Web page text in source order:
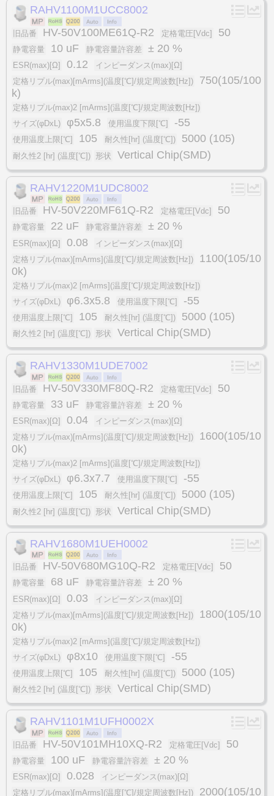
RAHV1100M1UCC8002
旧品番 HV-50V100ME61Q-R2 定格電圧[Vdc] 50
静電容量 10 uF 静電容量許容差 ± 20 %
ESR(max)[Ω] 0.12
インピーダンス(max)[Ω]
定格リプル(max)[mArms](温度[℃]/規定周波数[Hz])
750(105/100
k)
定格リプル(max)2 [mArms](温度[℃]/規定周波数[Hz])
サイズ(φDxL)
φ5x5.8 使用温度下限[℃] -55
使用温度上限[℃] 105 耐久性[hr] (温度[℃]) 5000 (105)
耐久性2 [hr] (温度[℃]) 形状 Vertical Chip(SMD)
RAHV1220M1UDC8002
旧品番 HV-50V220MF61Q-R2 定格電圧[Vdc] 50
静電容量 22 uF 静電容量許容差 ± 20 %
ESR(max)[Ω] 0.08
インピーダンス(max)[Ω]
定格リプル(max)[mArms](温度[℃]/規定周波数[Hz])
1100(105/10
0k)
定格リプル(max)2 [mArms](温度[℃]/規定周波数[Hz])
サイズ(φDxL)
φ6.3x5.8 使用温度下限[℃] -55
使用温度上限[℃] 105 耐久性[hr] (温度[℃]) 5000 (105)
耐久性2 [hr] (温度[℃]) 形状 Vertical Chip(SMD)
RAHV1330M1UDE7002
旧品番 HV-50V330MF80Q-R2 定格電圧[Vdc] 50
静電容量 33 uF 静電容量許容差 ± 20 %
ESR(max)[Ω] 0.04
インピーダンス(max)[Ω]
定格リプル(max)[mArms](温度[℃]/規定周波数[Hz])
1600(105/10
0k)
定格リプル(max)2 [mArms](温度[℃]/規定周波数[Hz])
サイズ(φDxL)
φ6.3x7.7 使用温度下限[℃] -55
使用温度上限[℃] 105 耐久性[hr] (温度[℃]) 5000 (105)
耐久性2 [hr] (温度[℃]) 形状 Vertical Chip(SMD)
RAHV1680M1UEH0002
旧品番 HV-50V680MG10Q-R2 定格電圧[Vdc] 50
静電容量 68 uF 静電容量許容差 ± 20 %
ESR(max)[Ω] 0.03
インピーダンス(max)[Ω]
定格リプル(max)[mArms](温度[℃]/規定周波数[Hz])
1800(105/10
0k)
定格リプル(max)2 [mArms](温度[℃]/規定周波数[Hz])
サイズ(φDxL)
φ8x10 使用温度下限[℃] -55
使用温度上限[℃] 105 耐久性[hr] (温度[℃]) 5000 (105)
耐久性2 [hr] (温度[℃]) 形状 Vertical Chip(SMD)
RAHV1101M1UFH0002X
旧品番 HV-50V101MH10XQ-R2 定格電圧[Vdc] 50
静電容量 100 uF 静電容量許容差 ± 20 %
ESR(max)[Ω] 0.028
インピーダンス(max)[Ω]
定格リプル(max)[mArms](温度[℃]/規定周波数[Hz])
2000(105/10